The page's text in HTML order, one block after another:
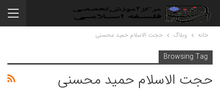
خانه وبلاگ حجت الاسلام حمید محسنی
Browsing Tag
حجت الاسلام حمید محسنی